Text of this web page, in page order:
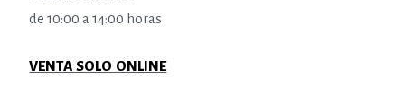
de 10:00 a 14:00 horas
VENTA SOLO ONLINE